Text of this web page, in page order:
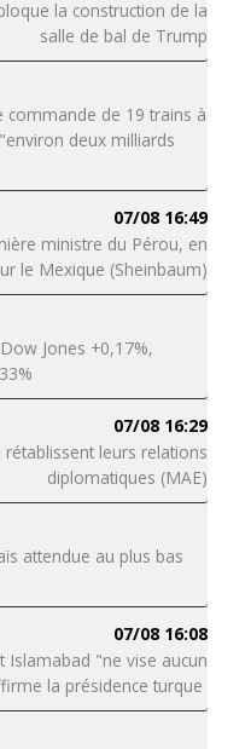
la construction de la
salle de bal de Trump
commande de 19 trains à
deux milliards
07/08 16:49
ministre du Pérou, en
le Mexique (Sheinbaum)
Jones +0,17%,
07/08 16:29
leurs relations
diplomatiques (MAE)
attendue au plus bas
07/08 16:08
Islamabad "ne vise aucun
la présidence turque